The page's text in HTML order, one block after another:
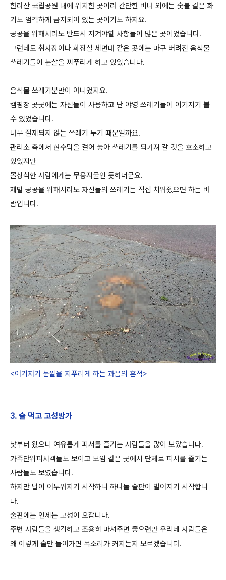
한라산 국립공원 내에 위치한 곳이라 간단한 버너 외에는 숯불 같은 화
기도 엄격하게 금지되어 있는 곳이기도 하지요.
공공을 위해서라도 반드시 지켜야할 사항들이 많은 곳이었습니다.
그런데도 취사장이나 화장실 세면대 같은 곳에는 마구 버려진 음식물
쓰레기들이 눈살을 찌푸리게 하고 있었습니다.
음식물 쓰레기뿐만이 아니었지요.
캠핑장 곳곳에는 자신들이 사용하고 난 야영 쓰레기들이 여기저기 볼
수 있었습니다.
너무 절제되지 않는 쓰레기 투기 때문일까요.
관리소 측에서 현수막을 걸어 놓아 쓰레기를 되가져 갈 것을 호소하고
있었지만
몰상식한 사람에게는 무용지물인 듯하더군요.
제발 공공을 위해서라도 자신들의 쓰레기는 직접 치워줬으면 하는 바
람입니다.
<여기저기 눈쌀을 지푸리게 하는 과음의 흔적>
3. 술 먹고 고성방가
낮부터 왔으니 여유롭게 피서를 즐기는 사람들을 많이 보았습니다.
가족단위피서객들도 보이고 모임 같은 곳에서 단체로 피서를 즐기는
사람들도 보였습니다.
하지만 날이 어두워지기 시작하니 하나둘 술판이 벌어지기 시작합니
다.
술판에는 언제는 고성이 오갑니다.
주변 사람들을 생각하고 조용히 마셔주면 좋으련만 우리네 사람들은
왜 이렇게 술만 들어가면 목소리가 커지는지 모르겠습니다.